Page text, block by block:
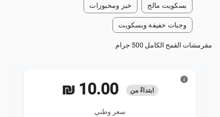
بسكويت مالح خبز ومخبوزات
وجبات خفيفة وبسكويت
مقرمشات القمح الكامل 500 جرام
ابتداءً من
سعر وطني
info